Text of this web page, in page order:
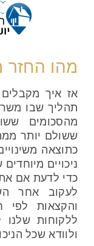
מהו
אז איך
תהליך שבו
מהסכומים
ששולם יותר
כתוצאה
ניכויים
כדי לדעת אם
לעקוב אחר
והקצאות לפי
ללקוחות
ולוודא שכל